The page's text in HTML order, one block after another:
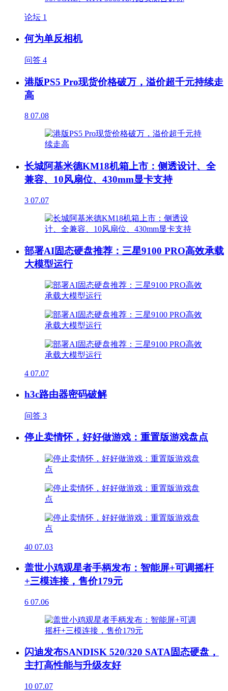
论坛 1
何为单反相机
问答 4
港版PS5 Pro现货价格破万，溢价超千元持续走
高
8 07.08
长城阿基米德KM18机箱上市：侧透设计、全
兼容、10风扇位、430mm显卡支持
3 07.07
部署AI固态硬盘推荐：三星9100 PRO高效承载
大模型运行
4 07.07
h3c路由器密码破解
问答 3
停止卖情怀，好好做游戏：重置版游戏盘点
40 07.03
盖世小鸡观星者手柄发布：智能屏+可调摇杆
+三模连接，售价179元
6 07.06
闪迪发布SANDISK 520/320 SATA固态硬盘，
主打高性能与升级友好
10 07.07